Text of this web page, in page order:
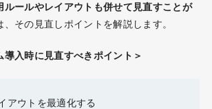
ルールやレイアウトも併せて見直すことが
、その見直しポイントを解説します。
導入時に見直すべきポイント＞
アウトを最適化する